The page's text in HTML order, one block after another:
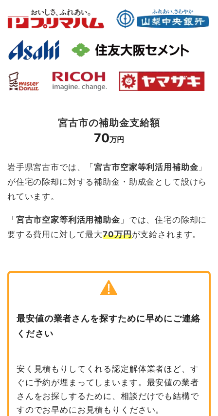
宮古市の補助金支給額
70万円
岩手県宮古市では、「宮古市空家等利活用補助金 」
が住宅の除却に対する補助金・助成金として設けら
れています。
「 宮古市空家等利活用補助金 」では、住宅の除却に
要する費用に対して最大70万円が支給されます。
最安値の業者さんを探すために早めにご連絡
ください
安く見積もりしてくれる認定解体業者ほど、す
ぐに予約が埋まってしまいます。最安値の業者
さんをお探しするために、相談だけでも結構で
すのでお早めにお見積もりください。